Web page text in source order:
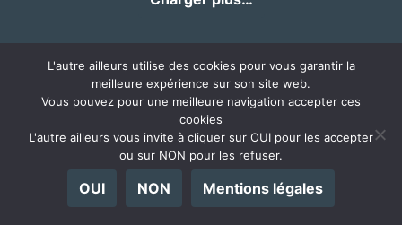
L'autre ailleurs utilise des cookies pour vous garantir la
meilleure expérience sur son site web.
Vous pouvez pour une meilleure navigation accepter ces
cookies
L'autre ailleurs vous invite à cliquer sur OUI pour les accepter
ou sur NON pour les refuser.
OUI NON Mentions légales